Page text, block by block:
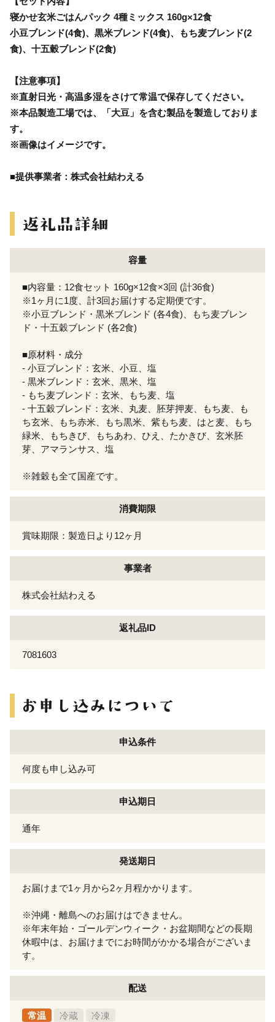
寝かせ玄米ごはんパック 4種ミックス 160g×12食
小豆ブレンド(4食)、黒米ブレンド(4食)、もち麦ブレンド(2
食)、十五穀ブレンド(2食)
【注意事項】
※直射日光・高温多湿をさけて常温で保存してください。
※本品製造工場では、「大豆」を含む製品を製造しておりま
す。
※画像はイメージです。
■提供事業者：株式会社結わえる
容量
■内容量：12食セット 160g×12食×3回 (計36食)
※1ヶ月に1度、計3回お届けする定期便です。
※小豆ブレンド・黒米ブレンド (各4食)、もち麦ブレン
ド・十五穀ブレンド (各2食)
■原材料・成分
- 小豆ブレンド：玄米、小豆、塩
- 黒米ブレンド：玄米、黒米、塩
- もち麦ブレンド：玄米、もち麦、塩
- 十五穀ブレンド：玄米、丸麦、胚芽押麦、もち麦、も
ち玄米、もち赤米、もち黒米、紫もち麦、はと麦、もち
緑米、もちきび、もちあわ、ひえ、たかきび、玄米胚
芽、アマランサス、塩
※雑穀も全て国産です。
消費期限
賞味期限：製造日より12ヶ月
事業者
株式会社結わえる
返礼品ID
7081603
申込条件
何度も申し込み可
申込期日
通年
発送期日
お届けまで1ヶ月から2ヶ月程かかります。
※沖縄・離島へのお届けはできません。
※年末年始・ゴールデンウィーク・お盆期間などの長期
休暇中は、お届けまでにお時間がかかる場合がございま
す。
配送
常温 冷蔵 冷凍